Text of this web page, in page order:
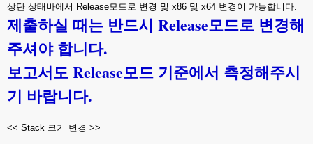
상단 상태바에서 Release모드로 변경 및 x86 및 x64 변경이 가능합니다.
제출하실 때는 반드시 Release모드로 변경해
주셔야 합니다.
보고서도 Release모드 기준에서 측정해주시
기 바랍니다.
<< Stack 크기 변경 >>